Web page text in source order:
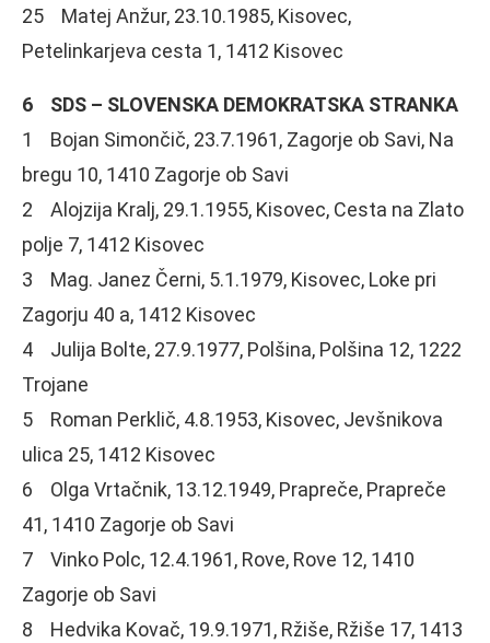
25 Matej Anžur, 23.10.1985, Kisovec,
Petelinkarjeva cesta 1, 1412 Kisovec
6 SDS – SLOVENSKA DEMOKRATSKA STRANKA
1 Bojan Simončič, 23.7.1961, Zagorje ob Savi, Na
bregu 10, 1410 Zagorje ob Savi
2 Alojzija Kralj, 29.1.1955, Kisovec, Cesta na Zlato
polje 7, 1412 Kisovec
3 Mag. Janez Černi, 5.1.1979, Kisovec, Loke pri
Zagorju 40 a, 1412 Kisovec
4 Julija Bolte, 27.9.1977, Polšina, Polšina 12, 1222
Trojane
5 Roman Perklič, 4.8.1953, Kisovec, Jevšnikova
ulica 25, 1412 Kisovec
6 Olga Vrtačnik, 13.12.1949, Prapreče, Prapreče
41, 1410 Zagorje ob Savi
7 Vinko Polc, 12.4.1961, Rove, Rove 12, 1410
Zagorje ob Savi
8 Hedvika Kovač, 19.9.1971, Ržiše, Ržiše 17, 1413